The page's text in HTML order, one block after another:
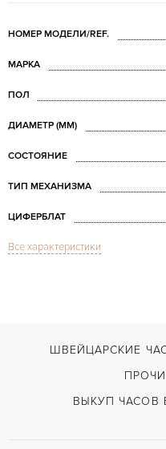
НОМЕР МОДЕЛИ/REF.
МАРКА
ПОЛ
ДИАМЕТР (MM)
СОСТОЯНИЕ
ТИП МЕХАНИЗМА
ЦИФЕРБЛАТ
СТЕКЛО
Все характеристики
ШВЕЙЦАРСКИЕ
ВЫКУП ЧАСОВ